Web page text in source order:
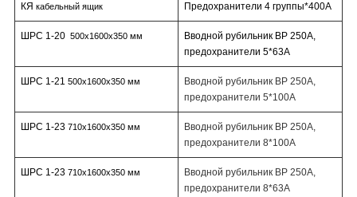
КЯкабельный ящик Предохранители 4 группы*400A
ШРС 1-20500х1600х350 мм
Вводной рубильник ВР 250А,
предохранители 5*63А
ШРС 1-21500х1600х350 мм
Вводной рубильник ВР 250А,
предохранители 5*100А
ШРС 1-23710х1600х350 мм
Вводной рубильник ВР 250А,
предохранители 8*100А
ШРС 1-23710х1600х350 мм
Вводной рубильник ВР 250А,
предохранители 8*63А